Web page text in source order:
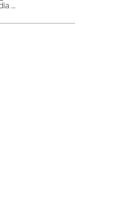
...